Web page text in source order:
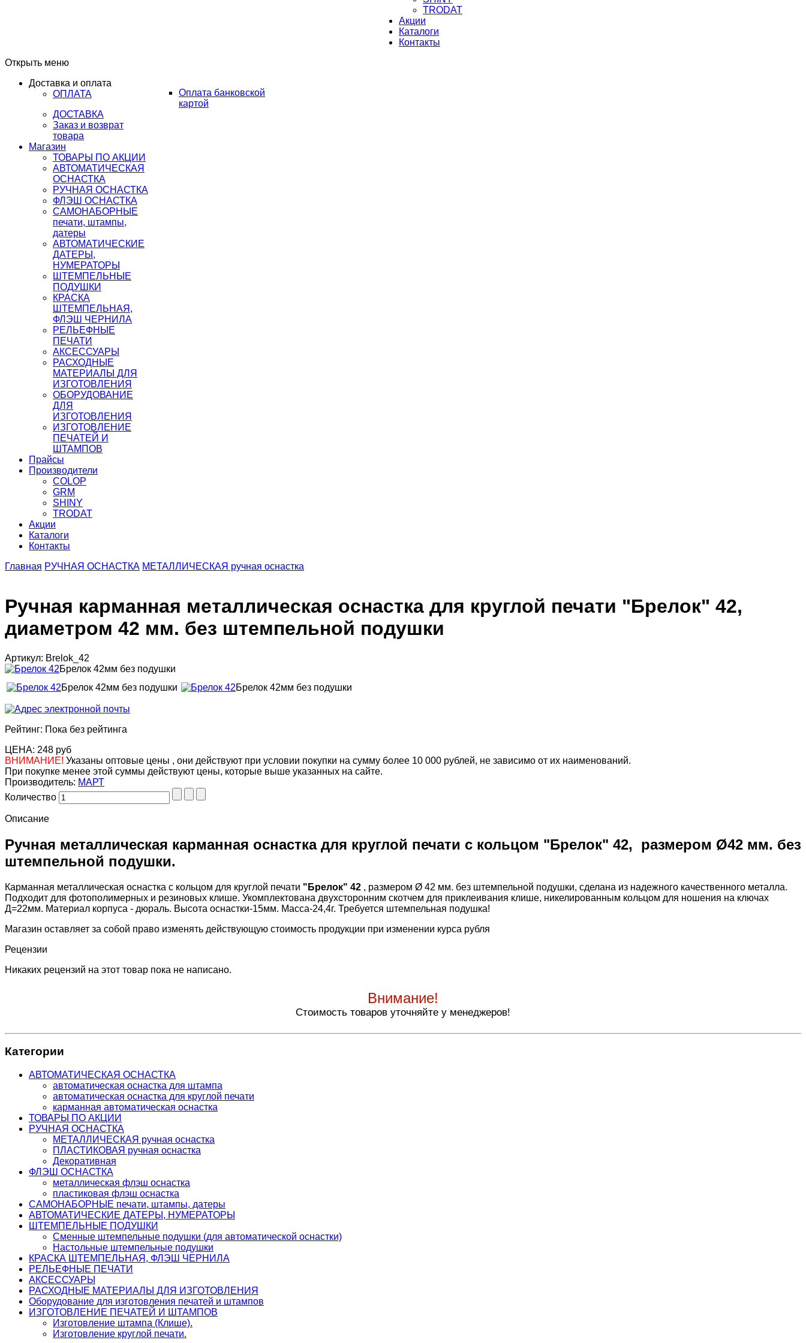
TRODAT
Акции
Каталоги
Контакты
Открыть меню
Доставка и оплата
ОПЛАТА
Оплата банковской
картой
ДОСТАВКА
Заказ и возврат
товара
Магазин
ТОВАРЫ ПО АКЦИИ
АВТОМАТИЧЕСКАЯ
ОСНАСТКА
РУЧНАЯ ОСНАСТКА
ФЛЭШ ОСНАСТКА
САМОНАБОРНЫЕ
печати, штампы,
датеры
АВТОМАТИЧЕСКИЕ
ДАТЕРЫ,
НУМЕРАТОРЫ
ШТЕМПЕЛЬНЫЕ
ПОДУШКИ
КРАСКА
ШТЕМПЕЛЬНАЯ,
ФЛЭШ ЧЕРНИЛА
РЕЛЬЕФНЫЕ
ПЕЧАТИ
АКСЕССУАРЫ
РАСХОДНЫЕ
МАТЕРИАЛЫ ДЛЯ
ИЗГОТОВЛЕНИЯ
ОБОРУДОВАНИЕ
ДЛЯ
ИЗГОТОВЛЕНИЯ
ИЗГОТОВЛЕНИЕ
ПЕЧАТЕЙ И
ШТАМПОВ
Прайсы
Производители
COLOP
GRM
SHINY
TRODAT
Акции
Каталоги
Контакты
Главная РУЧНАЯ ОСНАСТКА МЕТАЛЛИЧЕСКАЯ ручная оснастка
Ручная карманная металлическая оснастка для круглой печати "Брелок" 42,
диаметром 42 мм. без штемпельной подушки
Артикул: Brelok_42
Брелок 42мм без подушки
Брелок 42мм без подушки
Брелок 42мм без подушки
Рейтинг: Пока без рейтинга
ЦЕНА: 248 руб
ВНИМАНИЕ! Указаны оптовые цены , они действуют при условии покупки на сумму более 10 000 рублей, не зависимо от их наименований.
При покупке менее этой суммы действуют цены, которые выше указанных на сайте.
Производитель: МАРТ
Количество
Описание
Ручная металлическая карманная оснастка для круглой печати с кольцом "Брелок" 42, размером Ø42 мм. без
штемпельной подушки.
Карманная металлическая оснастка с кольцом для круглой печати "Брелок" 42 , размером Ø 42 мм. без штемпельной подушки, сделана из надежного качественного металла.
Подходит для фотополимерных и резиновых клише. Укомплектована двухсторонним скотчем для приклеивания клише, никелированным кольцом для ношения на ключах
Д=22мм. Материал корпуса - дюраль. Высота оснастки-15мм. Масса-24,4г. Требуется штемпельная подушка!
Магазин оставляет за собой право изменять действующую стоимость продукции при изменении курса рубля
Рецензии
Никаких рецензий на этот товар пока не написано.
Внимание!
Стоимость товаров уточняйте у менеджеров!
Категории
АВТОМАТИЧЕСКАЯ ОСНАСТКА
автоматическая оснастка для штампа
автоматическая оснастка для круглой печати
карманная автоматическая оснастка
ТОВАРЫ ПО АКЦИИ
РУЧНАЯ ОСНАСТКА
МЕТАЛЛИЧЕСКАЯ ручная оснастка
ПЛАСТИКОВАЯ ручная оснастка
Декоративная
ФЛЭШ ОСНАСТКА
металлическая флэш оснастка
пластиковая флэш оснастка
САМОНАБОРНЫЕ печати, штампы, датеры
АВТОМАТИЧЕСКИЕ ДАТЕРЫ, НУМЕРАТОРЫ
ШТЕМПЕЛЬНЫЕ ПОДУШКИ
Сменные штемпельные подушки (для автоматической оснастки)
Настольные штемпельные подушки
КРАСКА ШТЕМПЕЛЬНАЯ, ФЛЭШ ЧЕРНИЛА
РЕЛЬЕФНЫЕ ПЕЧАТИ
АКСЕССУАРЫ
РАСХОДНЫЕ МАТЕРИАЛЫ ДЛЯ ИЗГОТОВЛЕНИЯ
Оборудование для изготовления печатей и штампов
ИЗГОТОВЛЕНИЕ ПЕЧАТЕЙ И ШТАМПОВ
Изготовление штампа (Клише).
Изготовление круглой печати.